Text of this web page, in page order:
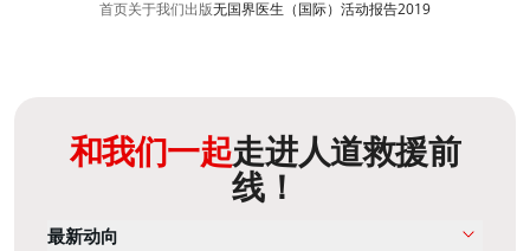
首页关于我们出版无国界医生（国际）活动报告2019
和我们一起走进人道救援前
线！
最新动向